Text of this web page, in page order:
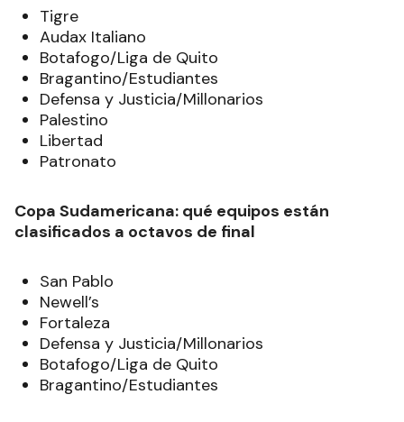
Tigre
Audax Italiano
Botafogo/Liga de Quito
Bragantino/Estudiantes
Defensa y Justicia/Millonarios
Palestino
Libertad
Patronato
Copa Sudamericana: qué equipos están
clasificados a octavos de final
San Pablo
Newell’s
Fortaleza
Defensa y Justicia/Millonarios
Botafogo/Liga de Quito
Bragantino/Estudiantes